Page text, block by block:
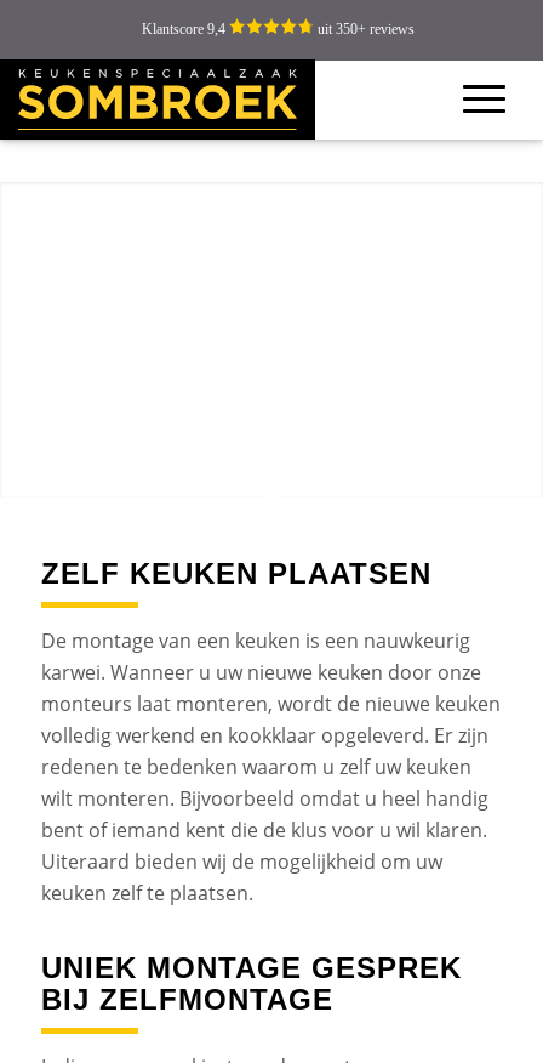
Klantscore 9,4 uit 350+ reviews
ZELF KEUKEN PLAATSEN
De montage van een keuken is een nauwkeurig
karwei. Wanneer u uw nieuwe keuken door onze
monteurs laat monteren, wordt de nieuwe keuken
volledig werkend en kookklaar opgeleverd. Er zijn
redenen te bedenken waarom u zelf uw keuken
wilt monteren. Bijvoorbeeld omdat u heel handig
bent of iemand kent die de klus voor u wil klaren.
Uiteraard bieden wij de mogelijkheid om uw
keuken zelf te plaatsen.
UNIEK MONTAGE GESPREK
BIJ ZELFMONTAGE